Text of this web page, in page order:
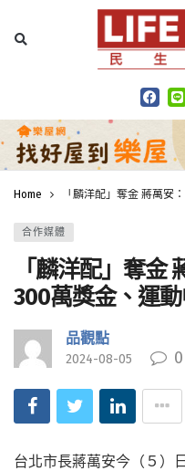
Home 「麟洋配」奪金 蔣萬安
合作媒體
「麟洋配」奪金
300萬獎金、運
品觀點
2024-08-05 0
台北市長蔣萬安今（５）